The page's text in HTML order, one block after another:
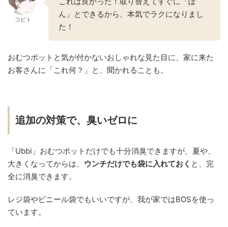
コビト
ん」とできるから、本気でラクになりまし
た！
おむつポットと気が付かないおしゃれな見た目に、家に来た
お客さんに「これ何？」と、聞かれることも。
追加の対策で、臭いゼロに
「Ubbi」おむつポットだけでも十分消臭できますが、夏や、
大きくなってからは、 ウンチだけでも袋に入れておく と、完
全に消臭できます。
レジ袋やビニール袋でもいいですが、我が家ではBOSを使っ
ています。